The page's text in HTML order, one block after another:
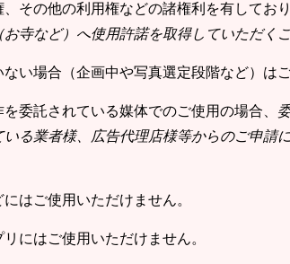
その他の利用権などの諸権利を有しており
寺など）へ使用許諾を取得していただく
い場合（企画中や写真選定段階など）は
委託されている媒体でのご使用の場合、
いる業者様、広告代理店様等からのご申請
はご使用いただけません。
にはご使用いただけません。